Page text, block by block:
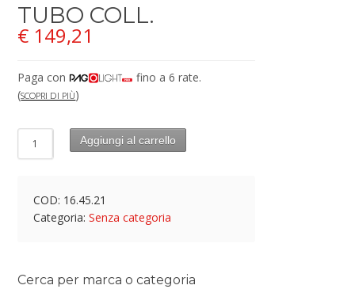
TUBO COLL.
€ 149,21
Paga con
fino a 6 rate.
(SCOPRI DI PIÙ)
Aggiungi al carrello
COD: 16.45.21
Categoria:Senza categoria
Cerca per marca o categoria